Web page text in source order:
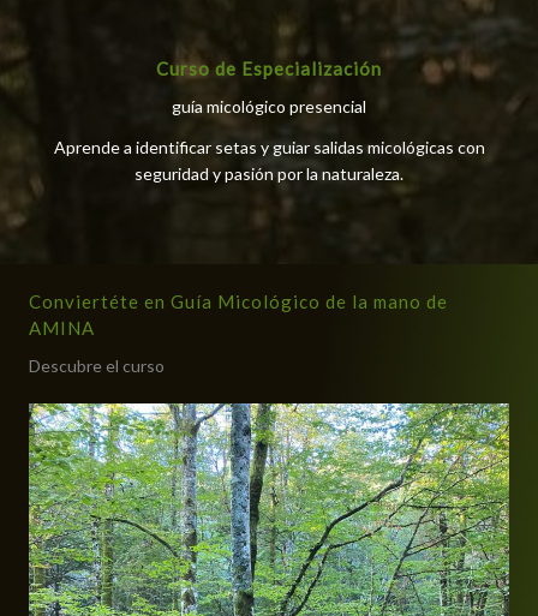
Curso de Especialización
guía micológico presencial
Aprende a identificar setas y guiar salidas micológicas con
seguridad y pasión por la naturaleza.
Conviertéte en Guía Micológico de la mano de
AMINA
Descubre el curso